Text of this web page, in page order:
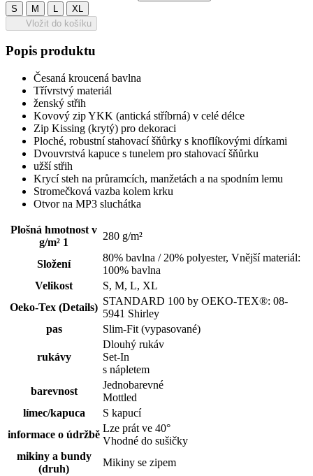
S M L
XL
Vložit do košíku
Popis produktu
Česaná kroucená bavlna
Třívrstvý materiál
ženský střih
Kovový zip YKK (antická stříbrná) v celé délce
Zip Kissing (krytý) pro dekoraci
Ploché, robustní stahovací šňůrky s knoflíkovými dírkami
Dvouvrstvá kapuce s tunelem pro stahovací šňůrku
užší střih
Krycí steh na průramcích, manžetách a na spodním lemu
Stromečková vazba kolem krku
Otvor na MP3 sluchátka
Plošná hmotnost v
g/m² 1
280 g/m²
Složení
80% bavlna / 20% polyester, Vnější materiál:
100% bavlna
Velikost
S, M, L, XL
Oeko-Tex (Details)
STANDARD 100 by OEKO-TEX®: 08-
5941 Shirley
pas
Slim-Fit (vypasované)
rukávy
Dlouhý rukáv
Set-In
s nápletem
barevnost
Jednobarevné
Mottled
límec/kapuca
S kapucí
informace o údržbě
Lze prát ve 40°
Vhodné do sušičky
mikiny a bundy
(druh)
Mikiny se zipem